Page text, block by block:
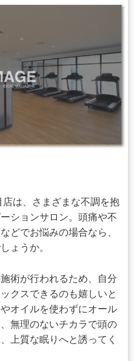
は、さまざまな不調を抱
ションサロン。頭痛や不
どでお悩みの場合なら、
ょうか。
術が行われるため、自分
クスできるのも嬉しいと
オイルを使わずにオール
無理のないチカラで頭の
上質な眠りへと誘ってく